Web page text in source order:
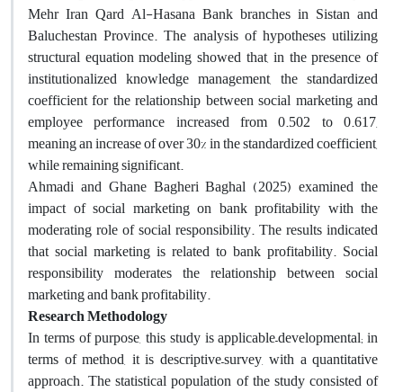
Mehr Iran Qard Al-Hasana Bank branches in Sistan and
Baluchestan Province. The analysis of hypotheses utilizing
structural equation modeling showed that, in the presence of
institutionalized knowledge management, the standardized
coefficient for the relationship between social marketing and
employee performance increased from 0.502 to 0.617,
meaning an increase of over 30% in the standardized coefficient,
while remaining significant.
Ahmadi and Ghane Bagheri Baghal (2025) examined the
impact of social marketing on bank profitability with the
moderating role of social responsibility. The results indicated
that social marketing is related to bank profitability. Social
responsibility moderates the relationship between social
marketing and bank profitability.
Research Methodology
In terms of purpose, this study is applicable–developmental; in
terms of method, it is descriptive–survey, with a quantitative
approach. The statistical population of the study consisted of